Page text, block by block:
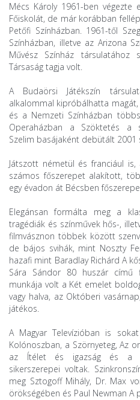
Mécs Károly 1961-ben végezte
Főiskolát, de már korábban
Petőfi Színházban. 1961-től
Színházban, illetve az Arizona
Művész Színház társulatához
Társaság tagja volt.
A Budaörsi Játékszín
alkalommal kipróbálhatta
és a Nemzeti Színházban
Operaházban a Szöktetés a
Szelim basájaként debütált
Játszott németül és franciául
számos főszerepet alakított,
egy évadon át Bécsben
Elegánsan formálta meg a
tragédiák és színművek hős-,
filmvásznon többek között
de bájos svihák, mint Noszty
hazafi mint Baradlay Richárd A
Sára Sándor 80 huszár című
munkája volt a Két emelet
vagy halva, az Októberi
játékos.
A Magyar Televízióban is
Kolónoszban, a Szörnyeteg, Az
az Ítélet és igazság és a
sikerszerepei voltak.
meg Sztogoff Mihály, Dr. Max
örökségében és Paul Newman A